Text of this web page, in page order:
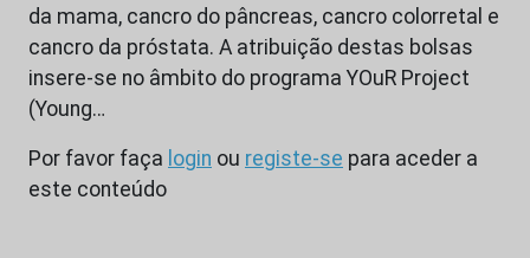
da mama, cancro do pâncreas, cancro colorretal e
cancro da próstata. A atribuição destas bolsas
insere-se no âmbito do programa YOuR Project
(Young…
Por favor faça login ou registe-se para aceder a
este conteúdo